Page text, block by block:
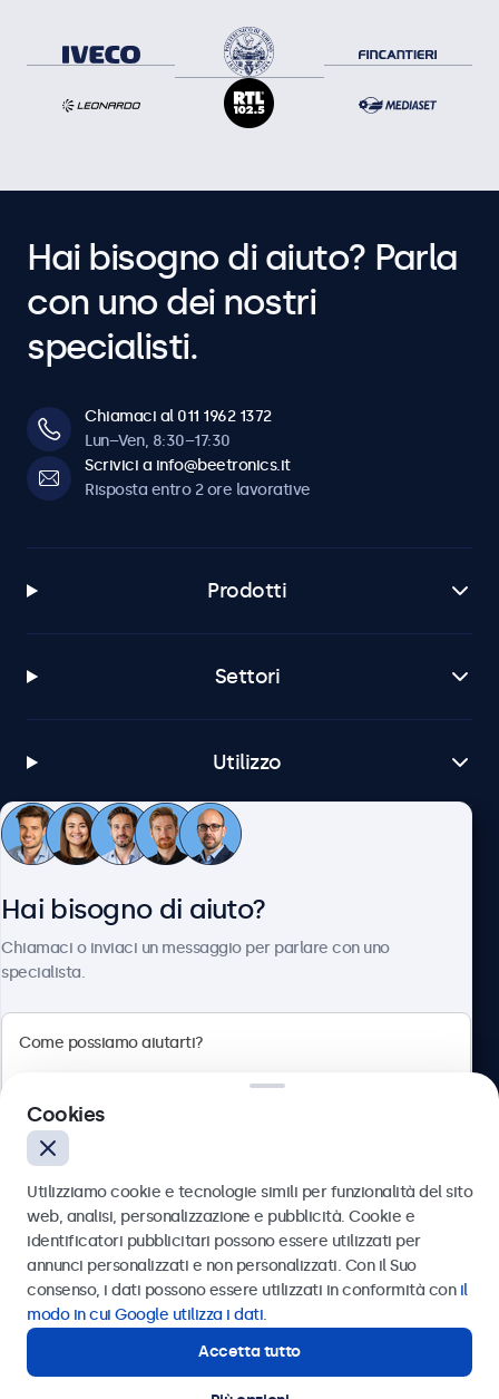
Hai bisogno di aiuto? Parla
con uno dei nostri
specialisti.
Chiamaci al 011 1962 1372
Lun–Ven, 8:30–17:30
Scrivici a info@beetronics.it
Risposta entro 2 ore lavorative
Prodotti
Settori
Utilizzo
Servizio Clienti
Italiano
Hai bisogno di aiuto?
Chiamaci o inviaci un messaggio per parlare con uno
specialista.
Inviare
Oppure chiamaci al
Contatta i nostri esperti
Cookies
Utilizziamo cookie e tecnologie simili per funzionalità del sito
web, analisi, personalizzazione e pubblicità. Cookie e
identificatori pubblicitari possono essere utilizzati per
annunci personalizzati e non personalizzati. Con il Suo
consenso, i dati possono essere utilizzati in conformità con il
modo in cui Google utilizza i dati.
Accetta tutto